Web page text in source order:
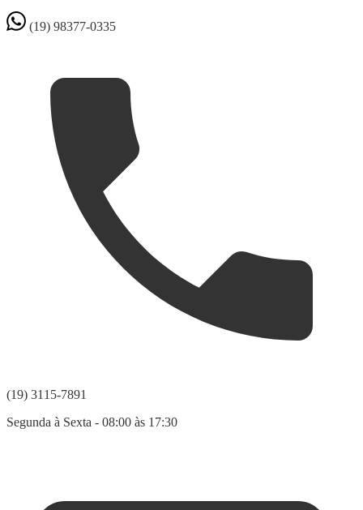
(19) 98377-0335
(19) 3115-7891
Segunda à Sexta - 08:00 às 17:30